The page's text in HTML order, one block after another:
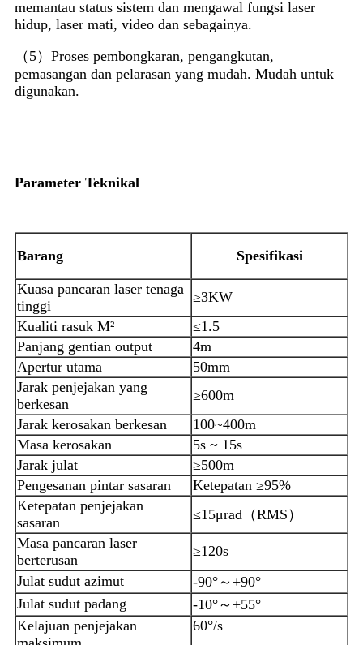
memantau status sistem dan mengawal fungsi laser
hidup, laser mati, video dan sebagainya.
（5）Proses pembongkaran, pengangkutan,
pemasangan dan pelarasan yang mudah. ​​Mudah untuk
digunakan.
Parameter Teknikal
Barang Spesifikasi
Kuasa pancaran laser tenaga
tinggi
≥3KW
Kualiti rasuk M²
≤1.5
Panjang gentian output
4m
Apertur utama
50mm
Jarak penjejakan yang
berkesan
≥600m
Jarak kerosakan berkesan
100~400m
Masa kerosakan
5s ~ 15s
Jarak julat
≥500m
Pengesanan pintar sasaran
Ketepatan ≥95%
Ketepatan penjejakan
sasaran
≤15μrad（RMS）
Masa pancaran laser
berterusan
≥120s
Julat sudut azimut
-90°～+90°
Julat sudut padang
-10°～+55°
Kelajuan penjejakan
60°/s